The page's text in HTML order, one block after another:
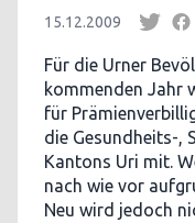
15.12.2009
Für die Urner
kommenden Jahr
für
die Gesundheits-,
Kantons Uri mit.
nach wie vor
Neu wird jedoch